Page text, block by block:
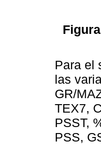
Para el
las
GR/
TEX7,
PSST,
PSS,